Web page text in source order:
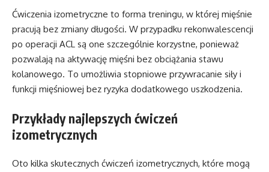
Ćwiczenia izometryczne to forma treningu, w której mięśnie
pracują bez zmiany długości. W przypadku rekonwalescencji
po operacji ACL są one szczególnie korzystne, ponieważ
pozwalają na aktywację mięśni bez obciążania stawu
kolanowego. To umożliwia stopniowe przywracanie siły i
funkcji mięśniowej bez ryzyka dodatkowego uszkodzenia.
Przykłady najlepszych ćwiczeń
izometrycznych
Oto kilka skutecznych ćwiczeń izometrycznych, które mogą